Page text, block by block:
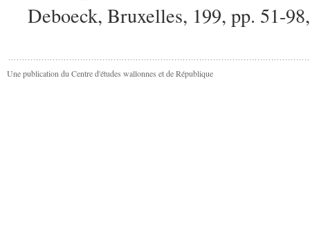
Deboeck, Bruxelles, 199, pp. 51-
Une publication du Centre d'études wallonnes et de République